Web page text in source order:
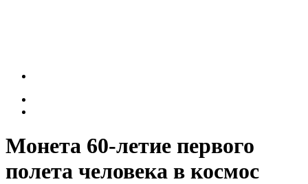
Монета 60-летие первого
полета человека в космос